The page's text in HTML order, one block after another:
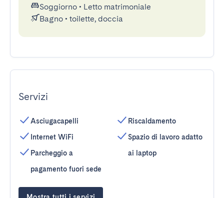
Soggiorno • Letto matrimoniale
Bagno • toilette, doccia
Servizi
Asciugacapelli
Internet WiFi
Parcheggio a
pagamento fuori sede
Riscaldamento
Spazio di lavoro adatto
ai laptop